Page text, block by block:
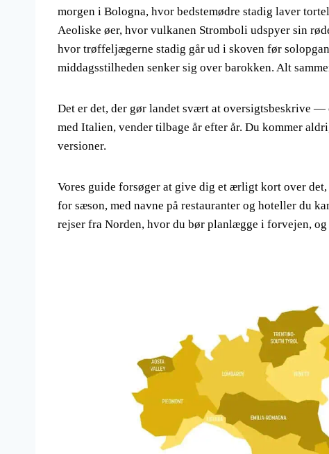
morgen i Bologna, hvor bedstemødre stadig laver
Aeoliske øer, hvor vulkanen Stromboli udspyer sin
hvor trøffeljægerne stadig går ud i skoven før
middagsstilheden senker sig over barokken. Alt
Det er det, der gør landet svært at oversigtsbeskrive
med Italien, vender tilbage år efter år. Du kommer
versioner.
Vores guide forsøger at give dig et ærligt kort over
for sæson, med navne på restauranter og hoteller du
rejser fra Norden, hvor du bør planlægge i forvejen,